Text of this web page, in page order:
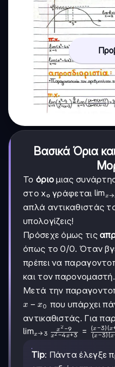
Βασικά Όρια
Το όριο μιας
στο x₀ γράφεται
\to
x_0}
limx→
απλά αντικαθιστάς
υπολογίζεις!
Πρόσεχε όμως τις
όπως το 0/0. Όταν
πρέπει να
και τον παρονομαστή.
Μετά την
x-
x₀
x − x0 που υπάρχει
αντικαθιστάς. Για
\lim_{x
\frac{x^2
- 9}{x^2
limx→ 3 x2−4x+3
x2 −9 = (x−3)(x
(x−3) (x
Tip: Πάντα έλεγξε